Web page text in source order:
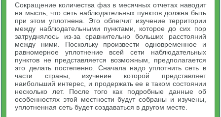
Сокращение количества фаз в месячных отчетах наводит
на мысль, что сеть наблюдательных пунктов должна быть
при этом уплотнена. Это облегчит изучение территории
между наблюдательными пунктами, которое до сих пор
затруднялось из-за сравнительно больших расстояний
между ними. Поскольку произвести одновременное и
равномерное уплотнение всей сети наблюдательных
пунктов не представляется возможным, предполагается
это делать постепенно. Сначала надо уплотнить сеть в
части страны, изучение которой представляет
наибольший интерес, и продержать ее в таком состоянии
несколько лет. После того как подробные данные об
особенностях этой местности будут собраны и изучены,
уплотненная сеть будет создаваться в другом месте.